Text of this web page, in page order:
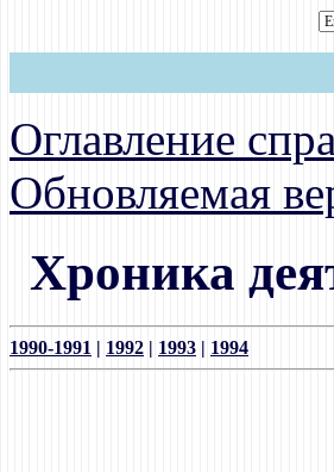
Оглавление
Обновляемая
Хроника
1990-1991 | 1992 | 1993 | 1994